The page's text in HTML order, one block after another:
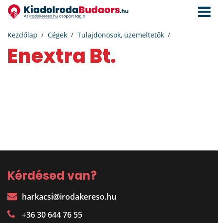
Kezdőlap Cégek Tulajdonosok, üzemeltetők
Enextra Bt.
Kérdésed van?
harkacsi@irodakereso.hu
+36 30 644 76 55